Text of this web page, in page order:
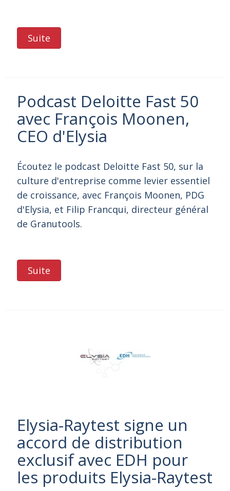
Suite
Podcast Deloitte Fast 50
avec François Moonen,
CEO d'Elysia
Écoutez le podcast Deloitte Fast 50, sur la
culture d'entreprise comme levier essentiel
de croissance, avec François Moonen, PDG
d'Elysia, et Filip Francqui, directeur général
de Granutools.
Suite
Elysia-Raytest signe un
accord de distribution
exclusif avec EDH pour
les produits Elysia-Raytest